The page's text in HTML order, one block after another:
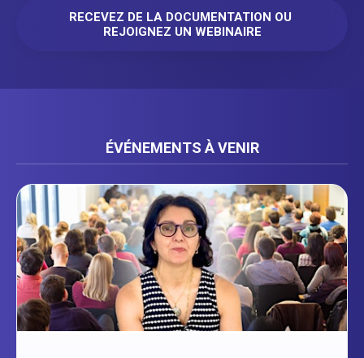
RECEVEZ DE LA DOCUMENTATION OU
REJOIGNEZ UN WEBINAIRE
ÉVÉNEMENTS À VENIR